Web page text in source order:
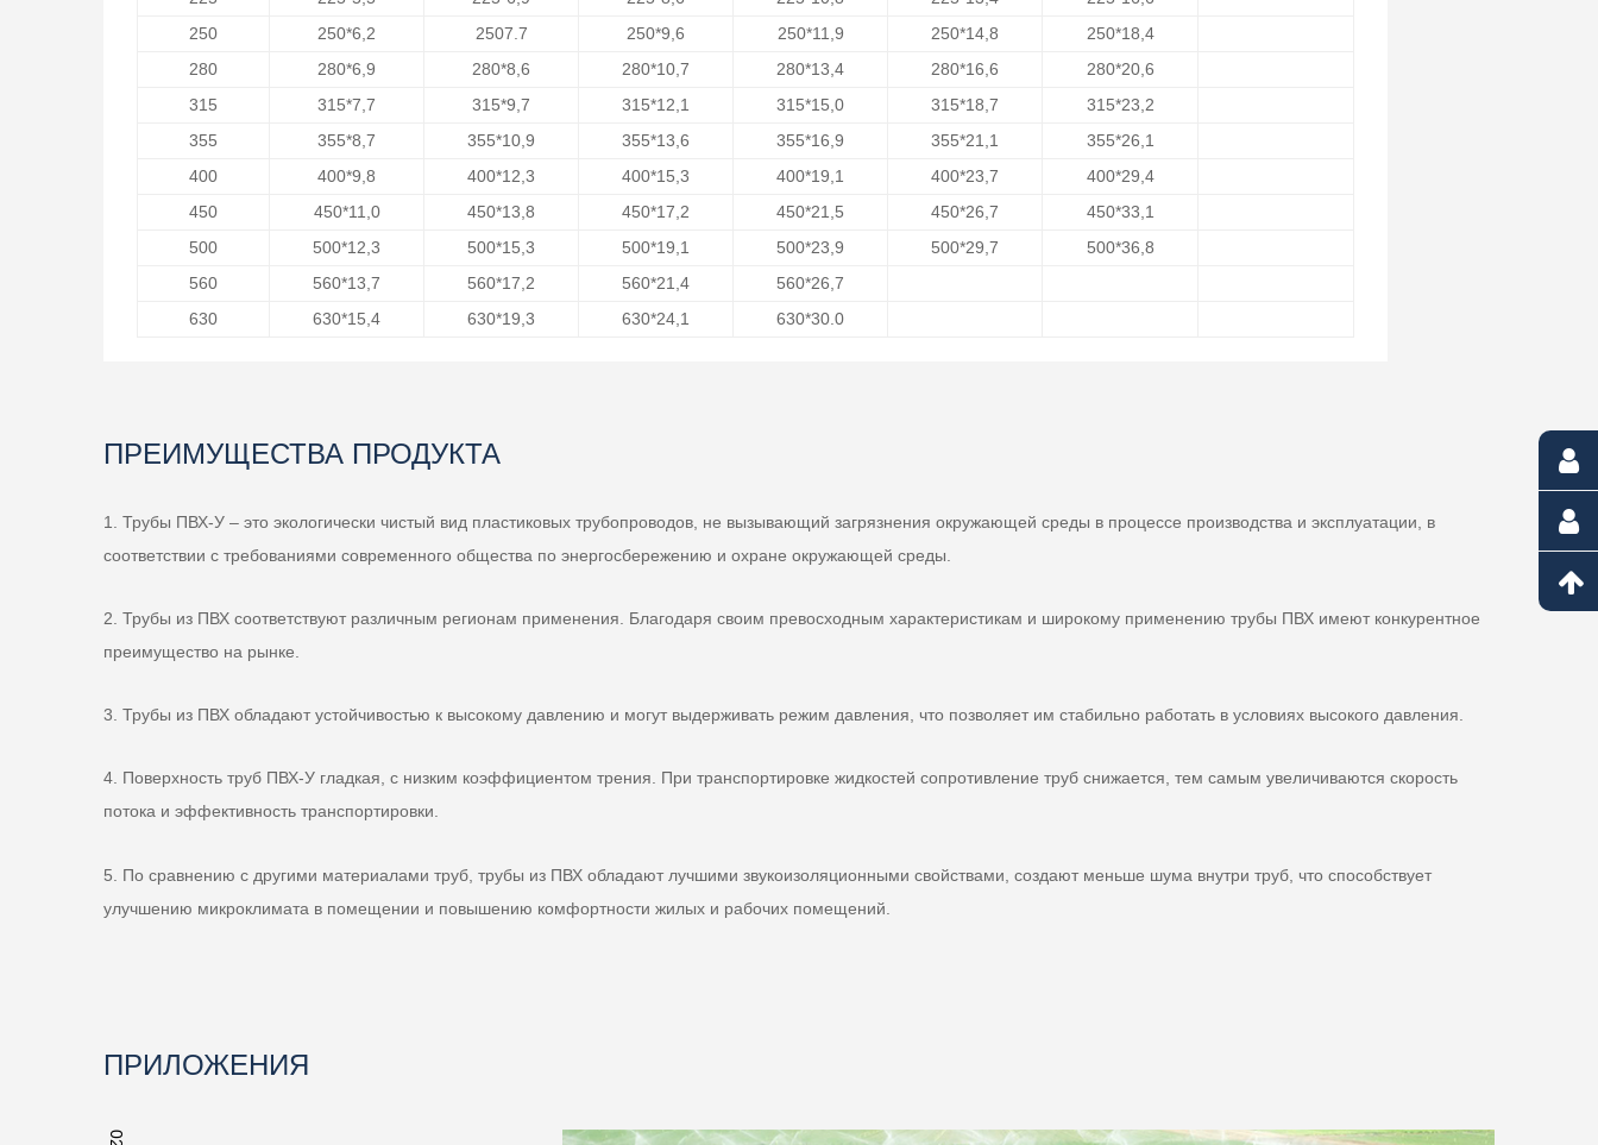
250
250*6,2 2507.7 250*9,6 250*11,9 250*14,8
250*18,4
280
280*6,9 280*8,6 280*10,7 280*13,4 280*16,6
280*20,6
315
315*7,7 315*9,7 315*12,1 315*15,0 315*18,7
315*23,2
355
355*8,7 355*10,9 355*13,6 355*16,9 355*21,1
355*26,1
400
400*9,8 400*12,3 400*15,3 400*19,1 400*23,7
400*29,4
450
450*11,0 450*13,8 450*17,2 450*21,5 450*26,7
450*33,1
500
500*12,3 500*15,3 500*19,1 500*23,9 500*29,7
500*36,8
560
560*13,7 560*17,2 560*21,4
560*26,7
630
630*15,4 630*19,3 630*24,1 630*30.0
ПРЕИМУЩЕСТВА ПРОДУКТА
1. Трубы ПВХ-У – это экологически чистый вид пластиковых трубопроводов, не вызывающий загрязнения окружающей среды в процессе производства и эксплуатации, в
соответствии с требованиями современного общества по энергосбережению и охране окружающей среды.
2. Трубы из ПВХ соответствуют различным регионам применения. Благодаря своим превосходным характеристикам и широкому применению трубы ПВХ имеют конкурентное
преимущество на рынке.
3. Трубы из ПВХ обладают устойчивостью к высокому давлению и могут выдерживать режим давления, что позволяет им стабильно работать в условиях высокого давления.
4. Поверхность труб ПВХ-У гладкая, с низким коэффициентом трения. При транспортировке жидкостей сопротивление труб снижается, тем самым увеличиваются скорость
потока и эффективность транспортировки.
5. По сравнению с другими материалами труб, трубы из ПВХ обладают лучшими звукоизоляционными свойствами, создают меньше шума внутри труб, что способствует
улучшению микроклимата в помещении и повышению комфортности жилых и рабочих помещений.
ПРИЛОЖЕНИЯ
02